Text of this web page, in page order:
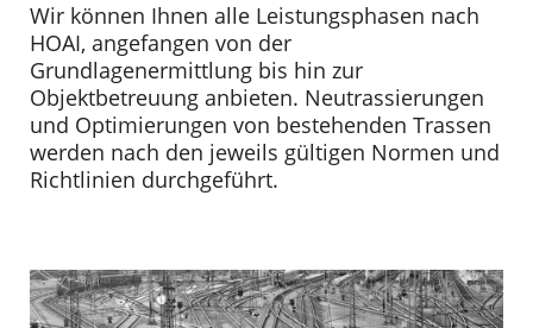
Wir können Ihnen alle Leistungsphasen nach
HOAI, angefangen von der
Grundlagenermittlung bis hin zur
Objektbetreuung anbieten. Neutrassierungen
und Optimierungen von bestehenden Trassen
werden nach den jeweils gültigen Normen und
Richtlinien durchgeführt.